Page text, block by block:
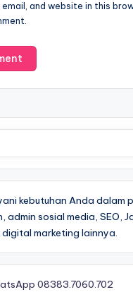
email, and website in this
kebutuhan Anda dalam
admin sosial media, SEO,
marketing lainnya.
08383.7060.702